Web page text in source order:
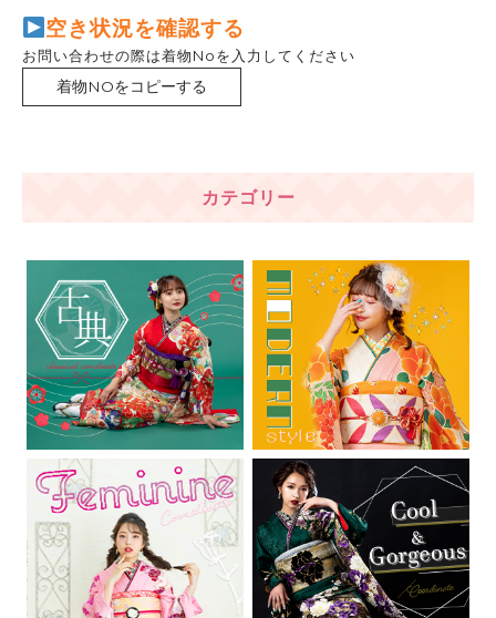
空き状況を確認する
お問い合わせの際は着物Noを入力してください
着物NOをコピーする
カテゴリー